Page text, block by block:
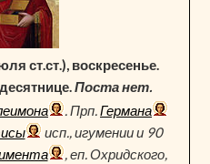
ст.ст.), воскресенье.
Поста нет.
. Прп.Германа
исп., игумении и 90
, еп. Охридского,